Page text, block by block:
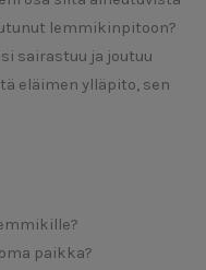
lemmikinpitoon?
sairastuu ja joutuu
eläimen ylläpito, sen
paikka?